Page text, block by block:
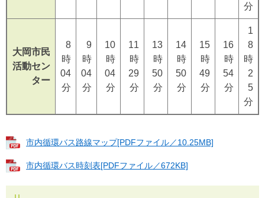
分
大岡市民
活動セン
ター
8
時
04
分
9
時
04
分
10
時
04
分
11
時
29
分
13
時
50
分
14
時
50
分
15
時
49
分
16
時
54
分
1
8
時
2
5
分
市内循環バス路線マップ[PDFファイル／10.25MB]
市内循環バス時刻表[PDFファイル／672KB]